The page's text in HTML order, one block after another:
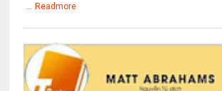
... Readmore